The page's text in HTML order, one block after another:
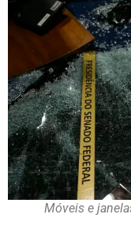
Móveis e